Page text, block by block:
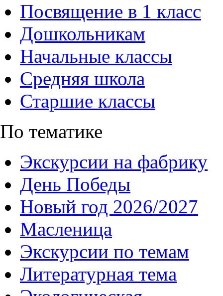
Посвящение в 1 класс
Дошкольникам
Начальные классы
Средняя школа
Старшие классы
По тематике
Экскурсии на фабрику
День Победы
Новый год 2026/2027
Масленица
Экскурсии по темам
Литературная тема